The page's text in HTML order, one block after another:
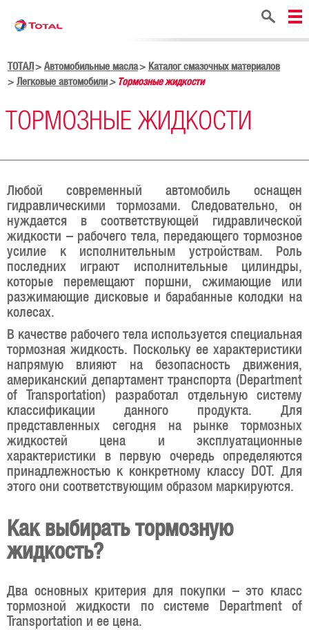
Поиск
ТОТАЛ Автомобильные масла
Каталог смазочных материалов
Легковые автомобили
Тормозные жидкости
ТОРМОЗНЫЕ ЖИДКОСТИ
Любой современный автомобиль оснащен
гидравлическими тормозами. Следовательно, он
нуждается в соответствующей гидравлической
жидкости – рабочего тела, передающего тормозное
усилие к исполнительным устройствам. Роль
последних играют исполнительные цилиндры,
которые перемещают поршни, сжимающие или
разжимающие дисковые и барабанные колодки на
колесах.
В качестве рабочего тела используется специальная
тормозная жидкость. Поскольку ее характеристики
напрямую влияют на безопасность движения,
американский департамент транспорта (Department
оf Transportation) разработал отдельную систему
классификации данного продукта. Для
представленных сегодня на рынке тормозных
жидкостей цена и эксплуатационные
характеристики в первую очередь определяются
принадлежностью к конкретному классу DOT. Для
этого они соответствующим образом маркируются.
Как выбирать тормозную
жидкость?
Два основных критерия для покупки – это класс
тормозной жидкости по системе Department оf
Transportation и ее цена.